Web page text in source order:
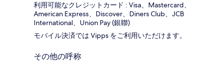
利用可能なクレジットカード : Visa、Mastercard、
American Express、Discover、Diners Club、JCB
International、Union Pay (銀聯)
モバイル決済では Vipps をご利用いただけます。
その他の呼称